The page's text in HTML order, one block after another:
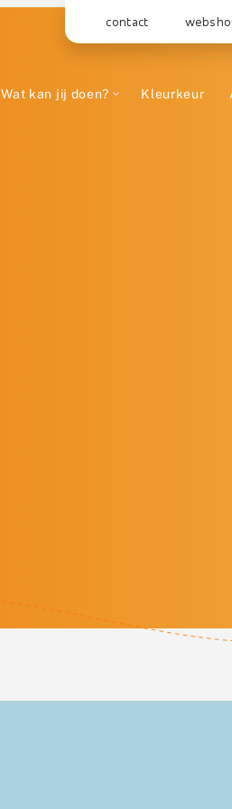
contact
Wat kan jij doen? Kleurkeur